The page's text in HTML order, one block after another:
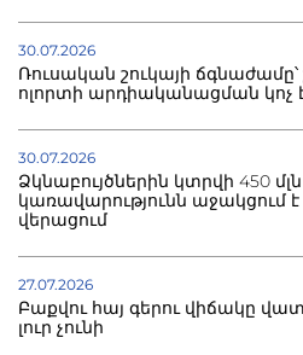
30.07.2026
Ռուսական շուկայի
ոլորտի արդիականացման կոչ
30.07.2026
Ձկնաբույծներին կտրվի 450
կառավարությունն աջակցում
վերացում
27.07.2026
Բաքվու հայ գերու վիճակը
լուր չունի